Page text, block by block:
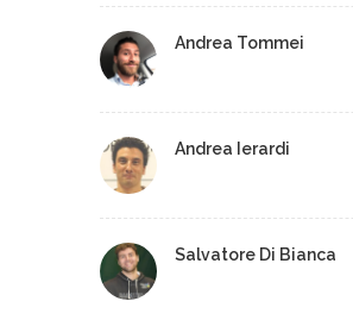
Andrea Tommei
Andrea Ierardi
Salvatore Di Bianca